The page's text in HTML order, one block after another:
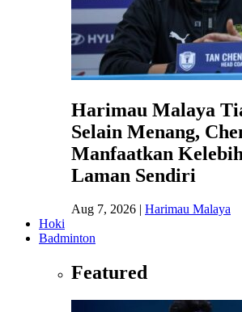
Harimau Malaya
Selain Menang,
Manfaatkan
Laman Sendiri
Aug 7, 2026 | Harimau Malaya
Hoki
Badminton
Featured